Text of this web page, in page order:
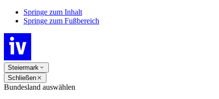
Springe zum Inhalt
Springe zum Fußbereich
Steiermark
Schließen
Bundesland auswählen